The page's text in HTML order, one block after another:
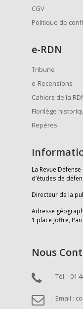
CGV
Politique de
e-RDN
Tribune
e-Recensions
Cahiers de la
Florilège
Repères
La Revue
d’études de
Directeur de la
Adresse
1 place Joffre,
Nous
Tél. : 01
Email :